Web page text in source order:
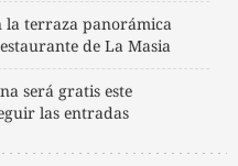
la terraza panorámica
de La Masia
será gratis este
las entradas